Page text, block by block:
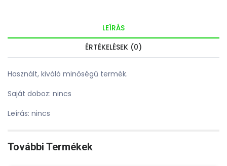
LEÍRÁS
ÉRTÉKELÉSEK (0)
Használt, kiváló minőségű termék.
Saját doboz: nincs
Leírás: nincs
További Termékek